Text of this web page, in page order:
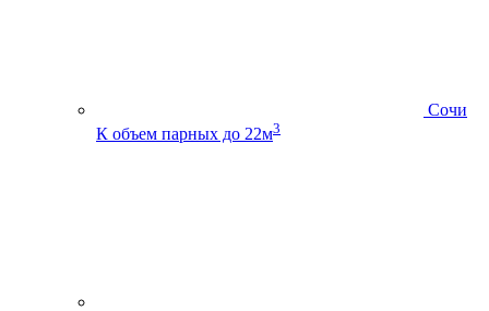
Сочи
К объем парных до 22м3